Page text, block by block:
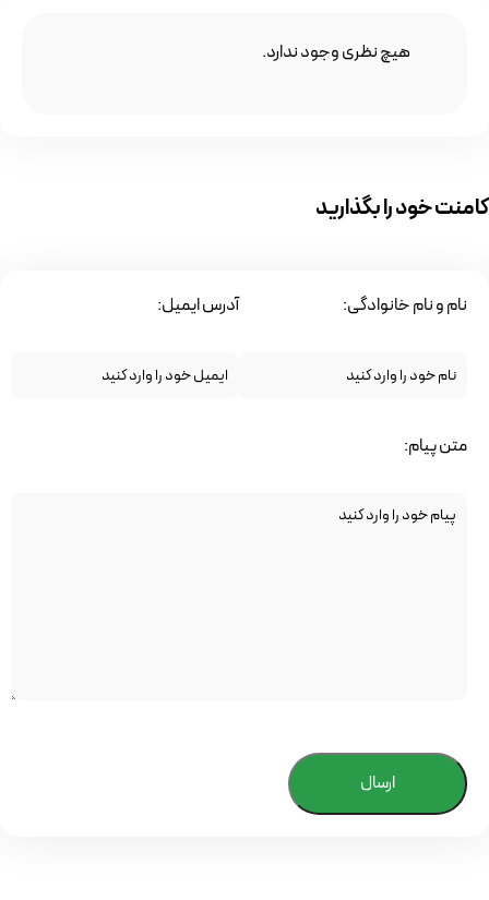
هیچ نظری وجود ندارد.
کامنت خود را بگذارید
نام و نام خانوادگی: آدرس ایمیل:
متن پیام:
ارسال